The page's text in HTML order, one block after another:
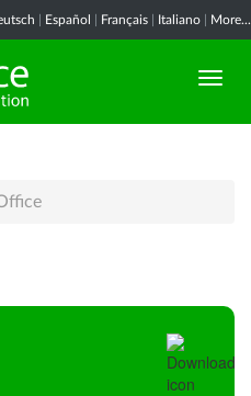
Español Français Italiano More...